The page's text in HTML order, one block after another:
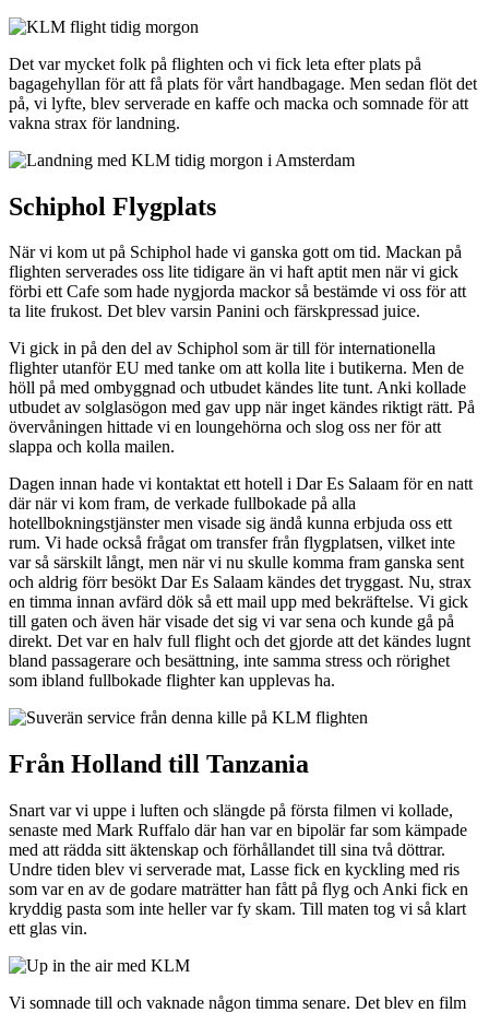
Det var mycket folk på flighten och vi fick leta efter plats på
bagagehyllan för att få plats för vårt handbagage. Men sedan flöt det
på, vi lyfte, blev serverade en kaffe och macka och somnade för att
vakna strax för landning.
Schiphol Flygplats
När vi kom ut på Schiphol hade vi ganska gott om tid. Mackan på
flighten serverades oss lite tidigare än vi haft aptit men när vi gick
förbi ett Cafe som hade nygjorda mackor så bestämde vi oss för att
ta lite frukost. Det blev varsin Panini och färskpressad juice.
Vi gick in på den del av Schiphol som är till för internationella
flighter utanför EU med tanke om att kolla lite i butikerna. Men de
höll på med ombyggnad och utbudet kändes lite tunt. Anki kollade
utbudet av solglasögon med gav upp när inget kändes riktigt rätt. På
övervåningen hittade vi en loungehörna och slog oss ner för att
slappa och kolla mailen.
Dagen innan hade vi kontaktat ett hotell i Dar Es Salaam för en natt
där när vi kom fram, de verkade fullbokade på alla
hotellbokningstjänster men visade sig ändå kunna erbjuda oss ett
rum. Vi hade också frågat om transfer från flygplatsen, vilket inte
var så särskilt långt, men när vi nu skulle komma fram ganska sent
och aldrig förr besökt Dar Es Salaam kändes det tryggast. Nu, strax
en timma innan avfärd dök så ett mail upp med bekräftelse. Vi gick
till gaten och även här visade det sig vi var sena och kunde gå på
direkt. Det var en halv full flight och det gjorde att det kändes lugnt
bland passagerare och besättning, inte samma stress och rörighet
som ibland fullbokade flighter kan upplevas ha.
Från Holland till Tanzania
Snart var vi uppe i luften och slängde på första filmen vi kollade,
senaste med Mark Ruffalo där han var en bipolär far som kämpade
med att rädda sitt äktenskap och förhållandet till sina två döttrar.
Undre tiden blev vi serverade mat, Lasse fick en kyckling med ris
som var en av de godare maträtter han fått på flyg och Anki fick en
kryddig pasta som inte heller var fy skam. Till maten tog vi så klart
ett glas vin.
Vi somnade till och vaknade någon timma senare. Det blev en film